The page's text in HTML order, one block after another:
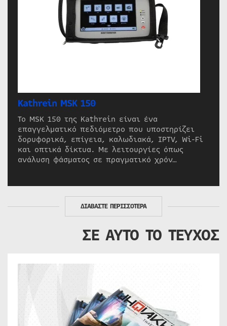
Kathrein MSK 150
Το MSK 150 της Kathrein είναι ένα
επαγγελματικό πεδιόμετρο που υποστηρίζει
δορυφορικά, επίγεια, καλωδιακά, IPTV, Wi-Fi
και οπτικά δίκτυα. Με λειτουργίες όπως
ανάλυση φάσματος σε πραγματικό χρόν…
ΔΙΑΒΑΣΤΕ ΠΕΡΙΣΣΟΤΕΡΑ
ΣΕ ΑΥΤΟ ΤΟ ΤΕΥΧΟΣ